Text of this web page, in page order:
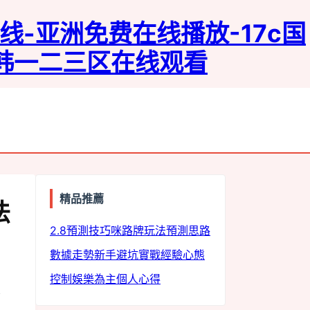
-亚洲免费在线播放-17c国
二三区在线观看
精品推薦
track
2.8預測技巧咪路牌玩法預測思路
數據走勢新手避坑實戰經驗心態
控制 娛樂為主個人心得